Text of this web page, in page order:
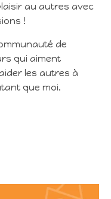
au autres avec
!
de
qui aiment
les autres à
que moi.